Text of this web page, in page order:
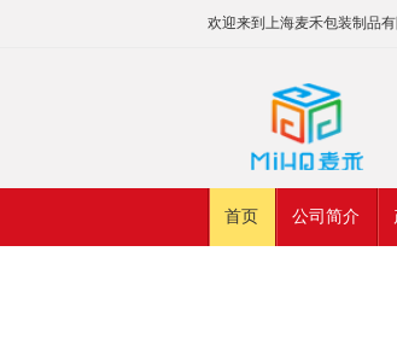
欢迎来到上海麦禾包装制品
首页 公司简介